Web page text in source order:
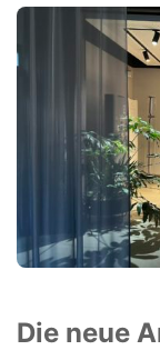
Die neue